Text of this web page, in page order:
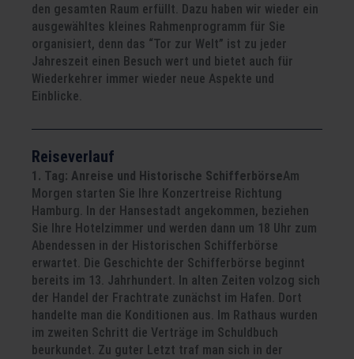
den gesamten Raum erfüllt. Dazu haben wir wieder ein
ausgewähltes kleines Rahmenprogramm für Sie
organisiert, denn das “Tor zur Welt” ist zu jeder
Jahreszeit einen Besuch wert und bietet auch für
Wiederkehrer immer wieder neue Aspekte und
Einblicke.
Reiseverlauf
1. Tag: Anreise und Historische SchifferbörseAm
Morgen starten Sie Ihre Konzertreise Richtung
Hamburg. In der Hansestadt angekommen, beziehen
Sie Ihre Hotelzimmer und werden dann um 18 Uhr zum
Abendessen in der Historischen Schifferbörse
erwartet. Die Geschichte der Schifferbörse beginnt
bereits im 13. Jahrhundert. In alten Zeiten volzog sich
der Handel der Frachtrate zunächst im Hafen. Dort
handelte man die Konditionen aus. Im Rathaus wurden
im zweiten Schritt die Verträge im Schuldbuch
beurkundet. Zu guter Letzt traf man sich in der